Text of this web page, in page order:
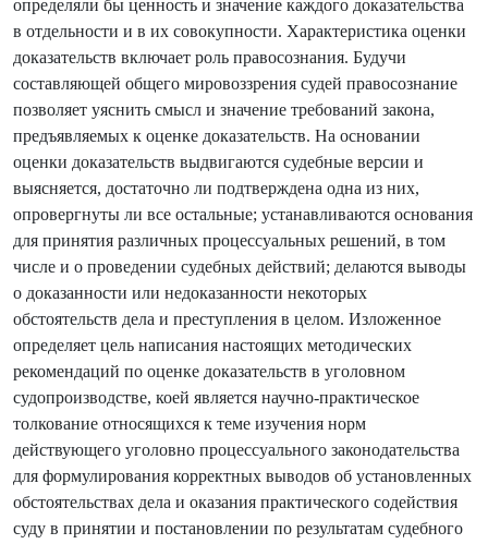
определяли бы ценность и значение каждого доказательства
в отдельности и в их совокупности. Характеристика оценки
доказательств включает роль правосознания. Будучи
составляющей общего мировоззрения судей правосознание
позволяет уяснить смысл и значение требований закона,
предъявляемых к оценке доказательств. На основании
оценки доказательств выдвигаются судебные версии и
выясняется, достаточно ли подтверждена одна из них,
опровергнуты ли все остальные; устанавливаются основания
для принятия различных процессуальных решений, в том
числе и о проведении судебных действий; делаются выводы
о доказанности или недоказанности некоторых
обстоятельств дела и преступления в целом. Изложенное
определяет цель написания настоящих методических
рекомендаций по оценке доказательств в уголовном
судопроизводстве, коей является научно-практическое
толкование относящихся к теме изучения норм
действующего уголовно процессуального законодательства
для формулирования корректных выводов об установленных
обстоятельствах дела и оказания практического содействия
суду в принятии и постановлении по результатам судебного